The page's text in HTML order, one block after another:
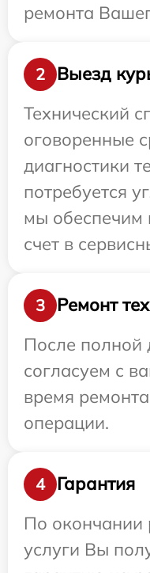
ремонта
2
Выезд
Технический
оговоренные
диагностики
потребуется
мы обеспечим
счет в
3
Ремонт
После полной
согласуем с
время
операции.
4
Гарантия
По окончании
услуги Вы